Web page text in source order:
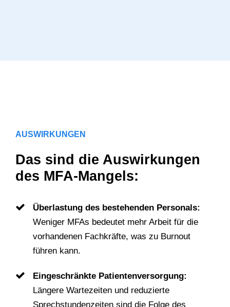
AUSWIRKUNGEN
Das sind die Auswirkungen
des MFA-Mangels:
Überlastung des bestehenden Personals:
Weniger MFAs bedeutet mehr Arbeit für die
vorhandenen Fachkräfte, was zu Burnout
führen kann.
Eingeschränkte Patientenversorgung:
Längere Wartezeiten und reduzierte
Sprechstundenzeiten sind die Folge des